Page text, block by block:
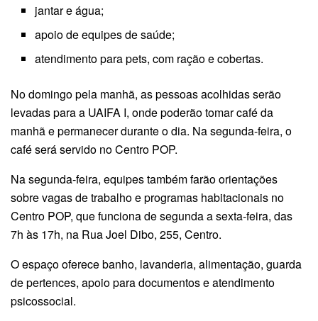
jantar e água;
apoio de equipes de saúde;
atendimento para pets, com ração e cobertas.
No domingo pela manhã, as pessoas acolhidas serão
levadas para a UAIFA I, onde poderão tomar café da
manhã e permanecer durante o dia. Na segunda-feira, o
café será servido no Centro POP.
Na segunda-feira, equipes também farão orientações
sobre vagas de trabalho e programas habitacionais no
Centro POP, que funciona de segunda a sexta-feira, das
7h às 17h, na Rua Joel Dibo, 255, Centro.
O espaço oferece banho, lavanderia, alimentação, guarda
de pertences, apoio para documentos e atendimento
psicossocial.